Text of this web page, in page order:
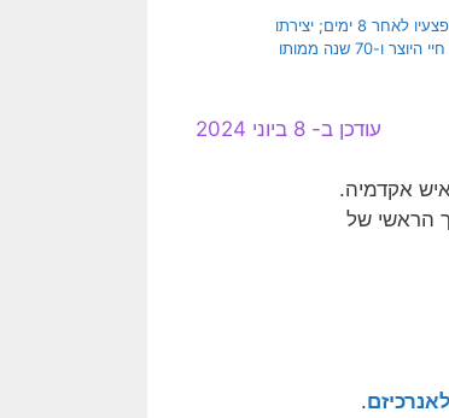
[בתמונה: האנרכיסט ליאון צ'ולגוש יורה בנשיא מקינלי בבאפלו, ניו יורק. מקינלי מת מפצעיו לאחר 8 ימים; יצירתו
של T. Dart Walker; התמונה היא נחלת הכלל במדינות עם תקופת זכויות יוצרים של חיי היוצר ו-70 שנה ממותו
עודכן ב- 8 ביוני 2024
אקדמיה.
הראשי של
.